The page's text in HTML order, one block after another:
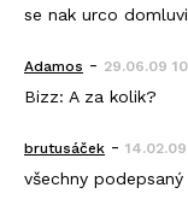
se nak urco
Adamos - 29.06.09
Bizz: A za kolik?
brutusáček - 14.02.09
všechny podepsaný